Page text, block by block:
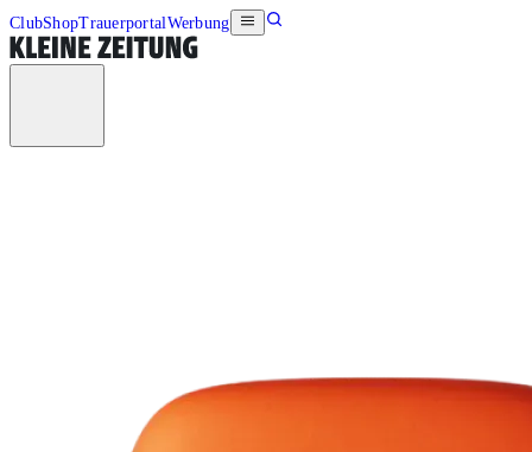
ClubShopTrauerportalWerbung